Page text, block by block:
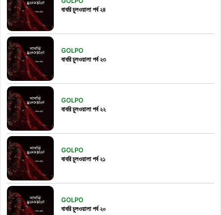
বাবরি চুলওয়ালা পর্ব ২৪
GOLPO
বাবরি চুলওয়ালা পর্ব ২৩
GOLPO
বাবরি চুলওয়ালা পর্ব ২২
GOLPO
বাবরি চুলওয়ালা পর্ব ২১
GOLPO
বাবরি চুলওয়ালা পর্ব ২০